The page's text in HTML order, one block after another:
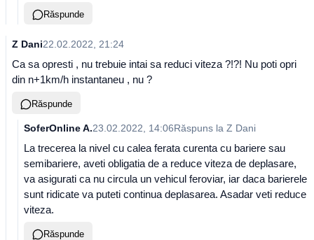
Răspunde
Z Dani22.02.2022, 21:24
Ca sa opresti , nu trebuie intai sa reduci viteza ?!?! Nu poti opri
din n+1km/h instantaneu , nu ?
Răspunde
SoferOnline A.23.02.2022, 14:06Răspuns la Z Dani
La trecerea la nivel cu calea ferata curenta cu bariere sau
semibariere, aveti obligatia de a reduce viteza de deplasare,
va asigurati ca nu circula un vehicul feroviar, iar daca barierele
sunt ridicate va puteti continua deplasarea. Asadar veti reduce
viteza.
Răspunde